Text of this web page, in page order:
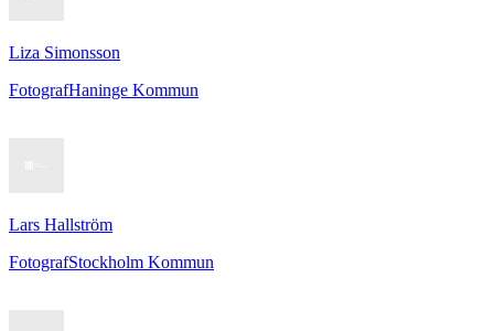
Liza Simonsson
FotografHaninge Kommun
Lars Hallström
FotografStockholm Kommun